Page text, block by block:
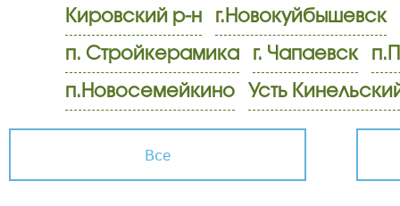
Кировский р-н г.Новокуйбышевск
п. Стройкерамика г. Чапаевск
п.Новосемейкино Усть
Все